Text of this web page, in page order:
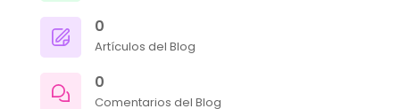
0
Artículos del Blog
0
Comentarios del Blog